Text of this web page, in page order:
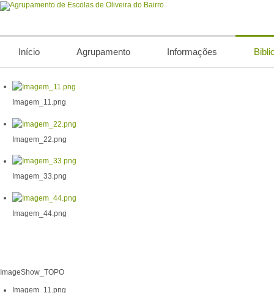
Início Agrupamento Informações
Imagem_11.png
Imagem_22.png
Imagem_33.png
Imagem_44.png
ImageShow_TOPO
Imagem_11.png